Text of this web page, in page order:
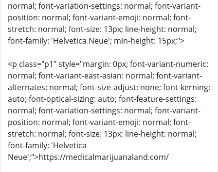
normal; font-variation-settings: normal; font-variant-
position: normal; font-variant-emoji: normal; font-
stretch: normal; font-size: 13px; line-height: normal;
font-family: 'Helvetica Neue'; min-height: 15px;">
<p class="p1" style="margin: 0px; font-variant-numeric:
normal; font-variant-east-asian: normal; font-variant-
alternates: normal; font-size-adjust: none; font-kerning:
auto; font-optical-sizing: auto; font-feature-settings:
normal; font-variation-settings: normal; font-variant-
position: normal; font-variant-emoji: normal; font-
stretch: normal; font-size: 13px; line-height: normal;
font-family: 'Helvetica
Neue';">https://medicalmarijuanaland.com/